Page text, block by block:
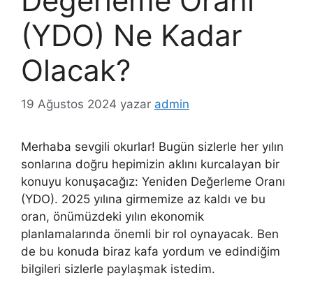
(YDO) Ne Kadar
Olacak?
19 Ağustos 2024 yazar admin
Merhaba sevgili okurlar! Bugün sizlerle her yılın
sonlarına doğru hepimizin aklını kurcalayan bir
konuyu konuşacağız: Yeniden Değerleme Oranı
(YDO). 2025 yılına girmemize az kaldı ve bu
oran, önümüzdeki yılın ekonomik
planlamalarında önemli bir rol oynayacak. Ben
de bu konuda biraz kafa yordum ve edindiğim
bilgileri sizlerle paylaşmak istedim.